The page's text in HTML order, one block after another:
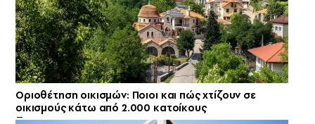
Οριοθέτηση οικισμών: Ποιοι και πώς χτίζουν σε
οικισμούς κάτω από 2.000 κατοίκους